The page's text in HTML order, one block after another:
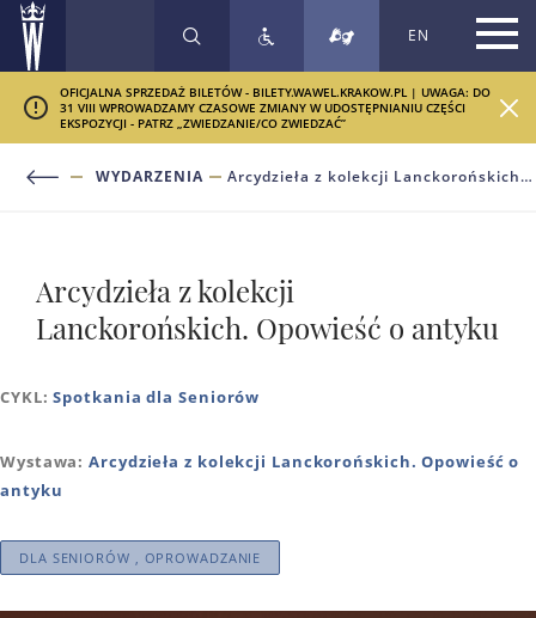
SZUKAJ EN
OFICJALNA SPRZEDAŻ BILETÓW - BILETY.WAWEL.KRAKOW.PL | UWAGA: DO
31 VIII WPROWADZAMY CZASOWE ZMIANY W UDOSTĘPNIANIU CZĘŚCI
EKSPOZYCJI - PATRZ „ZWIEDZANIE/CO ZWIEDZAĆ”
WYDARZENIA Arcydzieła z kolekcji Lanckorońskich. Opowieść o antyku
Arcydzieła z kolekcji
Lanckorońskich. Opowieść o antyku
CYKL:Spotkania dla Seniorów
Wystawa:Arcydzieła z kolekcji Lanckorońskich. Opowieść o
antyku
DLA SENIORÓW , OPROWADZANIE